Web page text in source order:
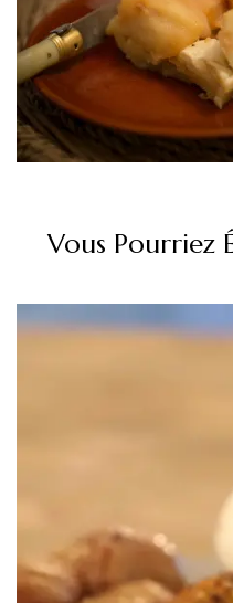
Vous Pourriez